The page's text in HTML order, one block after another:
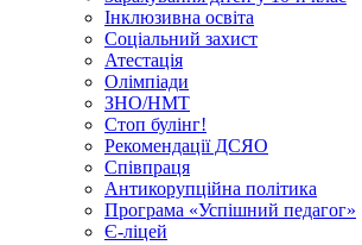
Інклюзивна освіта
Соціальний захист
Атестація
Олімпіади
ЗНО/НМТ
Стоп булінг!
Рекомендації ДСЯО
Співпраця
Антикорупційна політика
Програма «Успішний педагог»
Є-ліцей